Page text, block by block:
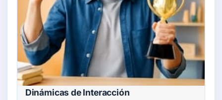
Dinámicas de Interacción